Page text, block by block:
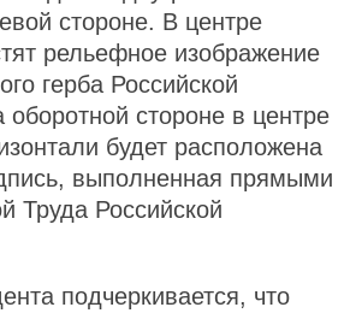
стороне. В центре
рельефное изображение
герба Российской
стороне в центре
будет расположена
выполненная прямыми
Труда Российской
подчеркивается, что